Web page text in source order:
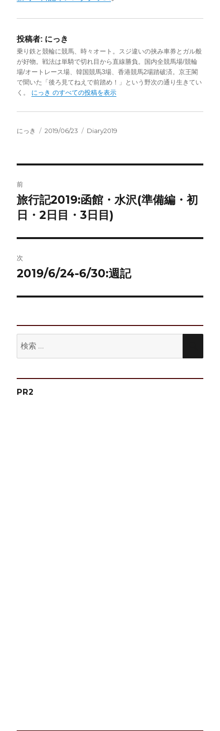
投稿者: にっき
乗り鉄と競輪に競馬、時々オート。スジ違いの挟み車券とガル般
が好物。戦法は単騎で切れ目から直線勝負。国内全競馬場/競輪
場/オートレース場、韓国競馬3場、香港競馬2場踏破済。京王閣
で聞いた「後ろ見てねえで前踏め！」という野次の通り生きてい
く。 にっき のすべての投稿を表示
投
にっき
投
2019/06/23
カ
Diary2019
稿
ナ
ビ
ゲ
ー
シ
ン
前
前
の
稿:
旅行記2019:函館・水沢(準備編・初
日・2日目・3日目)
次
次
投
2019/6/24-6/30:週記
索
PR2